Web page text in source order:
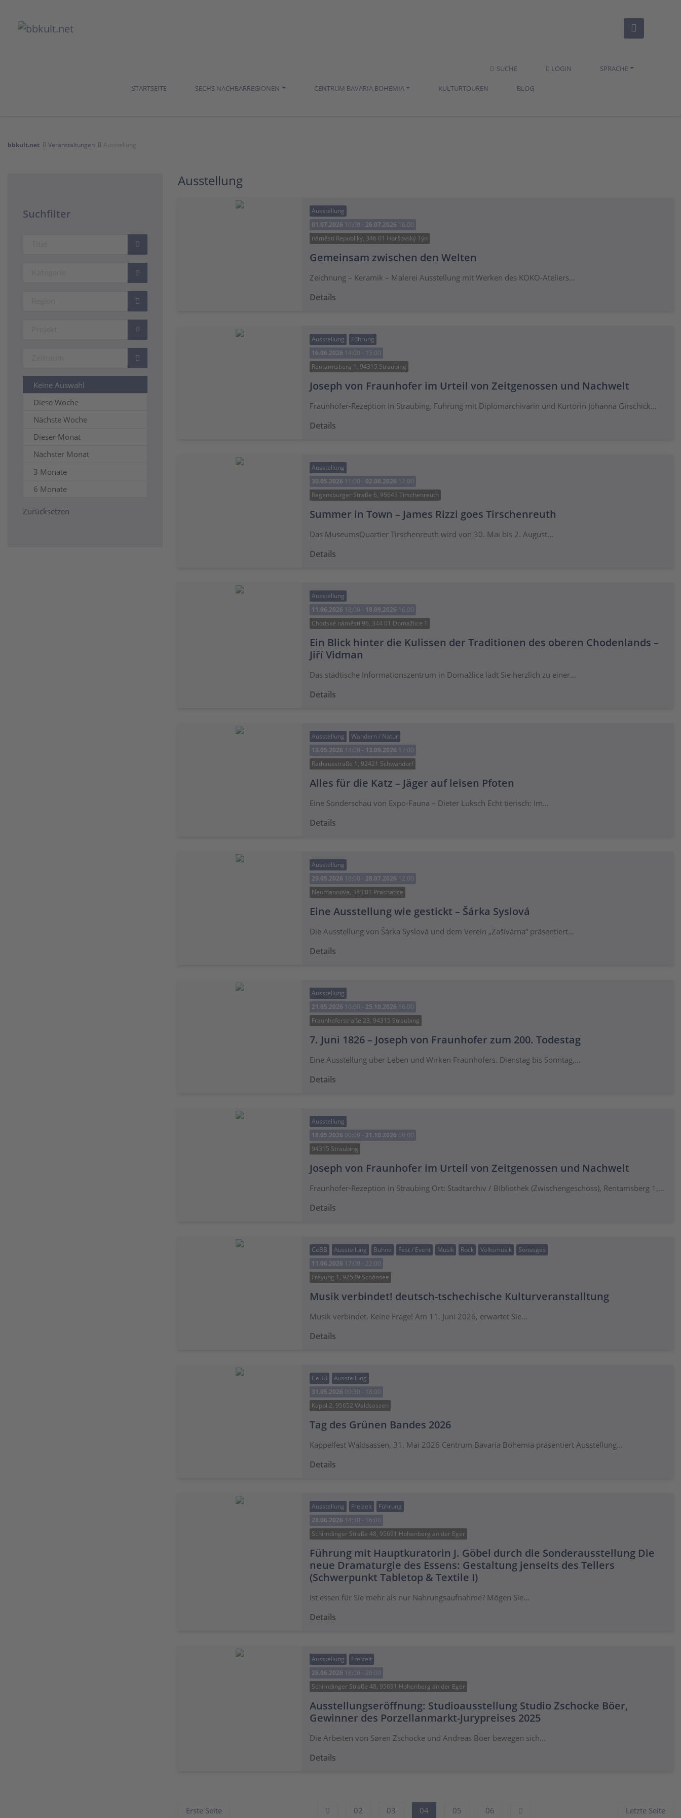
SUCHE LOGIN SPRACHE
STARTSEITE SECHS NACHBARREGIONEN CENTRUM BAVARIA BOHEMIA KULTURTOUREN BLOG
bbkult.net Veranstaltungen Ausstellung
Suchfilter
Keine Auswahl
Diese Woche
Nächste Woche
Dieser Monat
Nächster Monat
3 Monate
6 Monate
Zurücksetzen
Ausstellung
Ausstellung
01.07.2026 10:00 - 26.07.2026 16:00
náměstí Republiky, 346 01 Horšovský Týn
Gemeinsam zwischen den Welten
Zeichnung – Keramik – Malerei Ausstellung mit Werken des KOKO-Ateliers…
Details
Ausstellung
Führung
16.06.2026 14:00 - 15:00
Rentamtsberg 1, 94315 Straubing
Joseph von Fraunhofer im Urteil von Zeitgenossen und Nachwelt
Fraunhofer-Rezeption in Straubing. Führung mit Diplomarchivarin und Kurtorin Johanna Girschick…
Details
Ausstellung
30.05.2026 11:00 - 02.08.2026 17:00
Regensburger Straße 6, 95643 Tirschenreuth
Summer in Town – James Rizzi goes Tirschenreuth
Das MuseumsQuartier Tirschenreuth wird von 30. Mai bis 2. August…
Details
Ausstellung
11.06.2026 18:00 - 18.09.2026 16:00
Chodské náměstí 96, 344 01 Domažlice 1
Ein Blick hinter die Kulissen der Traditionen des oberen Chodenlands –
Jiří Vidman
Das städtische Informationszentrum in Domažlice lädt Sie herzlich zu einer…
Details
Ausstellung
Wandern / Natur
13.05.2026 14:00 - 13.09.2026 17:00
Rathausstraße 1, 92421 Schwandorf
Alles für die Katz – Jäger auf leisen Pfoten
Eine Sonderschau von Expo-Fauna – Dieter Luksch Echt tierisch: Im…
Details
Ausstellung
29.05.2026 18:00 - 28.07.2026 12:00
Neumannova, 383 01 Prachatice
Eine Ausstellung wie gestickt – Šárka Syslová
Die Ausstellung von Šárka Syslová und dem Verein „Zašívárna“ präsentiert…
Details
Ausstellung
21.05.2026 10:00 - 25.10.2026 16:00
Fraunhoferstraße 23, 94315 Straubing
7. Juni 1826 – Joseph von Fraunhofer zum 200. Todestag
Eine Ausstellung über Leben und Wirken Fraunhofers. Dienstag bis Sonntag,…
Details
Ausstellung
18.05.2026 00:00 - 31.10.2026 00:00
94315 Straubing
Joseph von Fraunhofer im Urteil von Zeitgenossen und Nachwelt
Fraunhofer-Rezeption in Straubing Ort: Stadtarchiv / Bibliothek (Zwischengeschoss), Rentamsberg 1,…
Details
CeBB Ausstellung Bühne Fest / Event Musik Rock Volksmusik
Sonstiges
11.06.2026 17:00 - 22:00
Freyung 1, 92539 Schönsee
Musik verbindet! deutsch-tschechische Kulturveranstalltung
Musik verbindet. Keine Frage! Am 11. Juni 2026, erwartet Sie…
Details
CeBB
Ausstellung
31.05.2026 09:30 - 18:00
Kappl 2, 95652 Waldsassen
Tag des Grünen Bandes 2026
Kappelfest Waldsassen, 31. Mai 2026 Centrum Bavaria Bohemia präsentiert Ausstellung…
Details
Ausstellung Freizeit
Führung
28.06.2026 14:30 - 16:00
Schirndinger Straße 48, 95691 Hohenberg an der Eger
Führung mit Hauptkuratorin J. Göbel durch die Sonderausstellung Die
neue Dramaturgie des Essens: Gestaltung jenseits des Tellers
(Schwerpunkt Tabletop & Textile I)
Ist essen für Sie mehr als nur Nahrungsaufnahme? Mögen Sie…
Details
Ausstellung
Freizeit
26.06.2026 18:00 - 20:00
Schirndinger Straße 48, 95691 Hohenberg an der Eger
Ausstellungseröffnung: Studioausstellung Studio Zschocke Böer,
Gewinner des Porzellanmarkt-Jurypreises 2025
Die Arbeiten von Søren Zschocke und Andreas Böer bewegen sich…
Details
Erste Seite 02 03 04 05 06 Letzte Seite